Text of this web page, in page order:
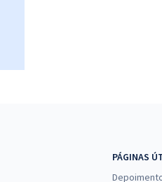
PÁGINAS